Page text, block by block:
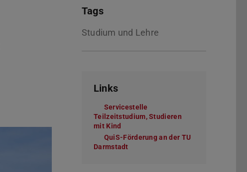
Tags
Studium und Lehre
Links
Servicestelle
Teilzeitstudium, Studieren
mit Kind
QuiS-Förderung an der TU
Darmstadt